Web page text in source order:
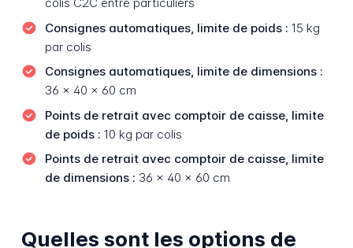
Consignes automatiques, limite de poids : 15 kg
par colis
Consignes automatiques, limite de dimensions :
36 x 40 x 60 cm
Points de retrait avec comptoir de caisse, limite
de poids : 10 kg par colis
Points de retrait avec comptoir de caisse, limite
de dimensions : 36 x 40 x 60 cm
Quelles sont les options de